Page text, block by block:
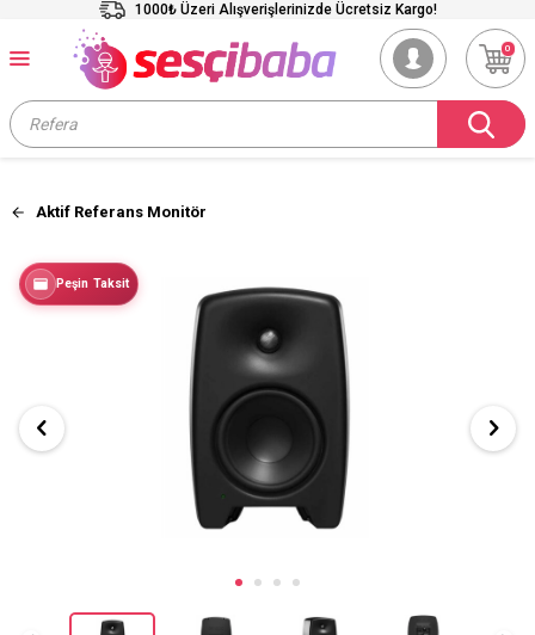
1000₺ Üzeri Alışverişlerinizde Ücretsiz Kargo!
0
Aktif Referans Monitör
Peşin Taksit